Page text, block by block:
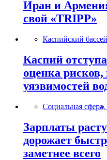
Иран и
свой «TRIPP»
Каспийский
Каспий
оценка рисков,
уязвимостей
Социальная сфера,
Зарплаты
дорожает
заметнее всего